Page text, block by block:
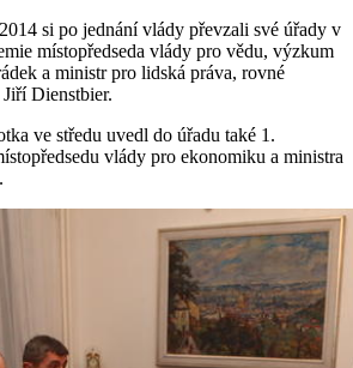
si po jednání vlády převzali své úřady v
místopředseda vlády pro vědu, výzkum
a ministr pro lidská práva, rovné
Dienstbier.
ve středu uvedl do úřadu také 1.
vlády pro ekonomiku a ministra